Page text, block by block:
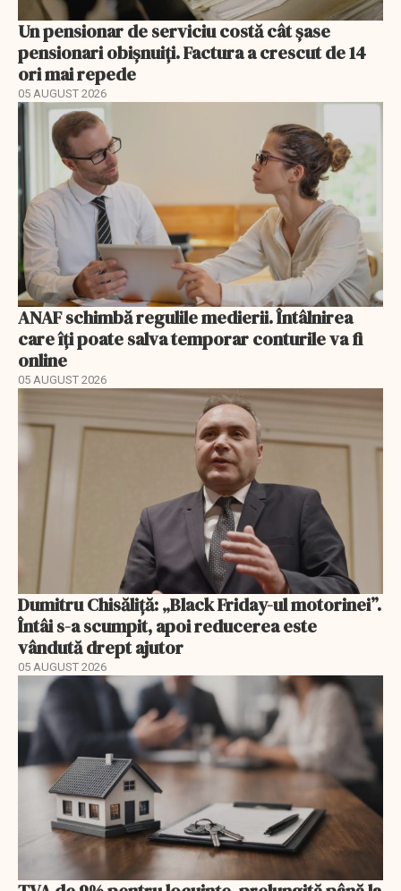
Un pensionar de serviciu costă cât șase
pensionari obișnuiți. Factura a crescut de 14
ori mai repede
05 AUGUST 2026
ANAF schimbă regulile medierii. Întâlnirea
care îți poate salva temporar conturile va fi
online
05 AUGUST 2026
Dumitru Chisăliță: „Black Friday-ul motorinei”.
Întâi s-a scumpit, apoi reducerea este
vândută drept ajutor
05 AUGUST 2026